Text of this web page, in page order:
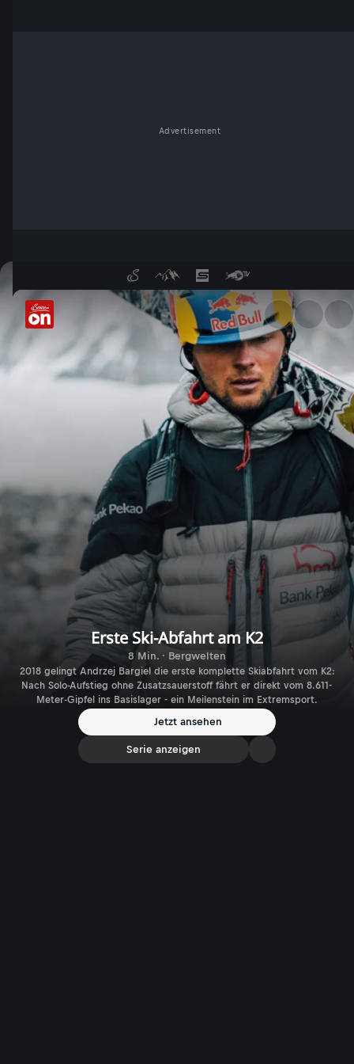
Advertisement
K2-Erstabfahrt auf Skiern:
Erste Ski-Abfahrt am K2
8 Min. · Bergwelten
2018 gelingt Andrzej Bargiel die erste komplette Skiabfahrt vom K2:
Nach Solo-Aufstieg ohne Zusatzsauerstoff fährt er direkt vom 8.611-
Meter-Gipfel ins Basislager - ein Meilenstein im Extremsport.
Jetzt ansehen
Serie anzeigen